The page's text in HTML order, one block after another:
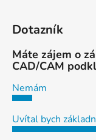
Dotazník
Máte zájem o
CAD/CAM
Nemám
Uvítal bych